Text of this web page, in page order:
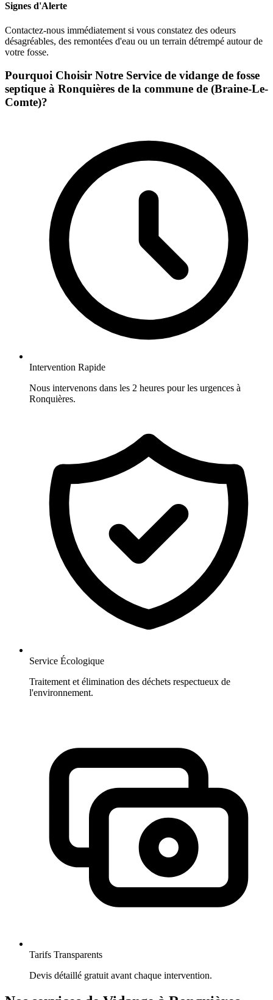
Signes d'Alerte
Contactez-nous immédiatement si vous constatez des odeurs
désagréables, des remontées d'eau ou un terrain détrempé autour de
votre fosse.
Pourquoi Choisir Notre Service de vidange de fosse
septique à Ronquières de la commune de (Braine-Le-
Comte)?
Intervention Rapide
Nous intervenons dans les 2 heures pour les urgences à
Ronquières.
Service Écologique
Traitement et élimination des déchets respectueux de
l'environnement.
Tarifs Transparents
Devis détaillé gratuit avant chaque intervention.